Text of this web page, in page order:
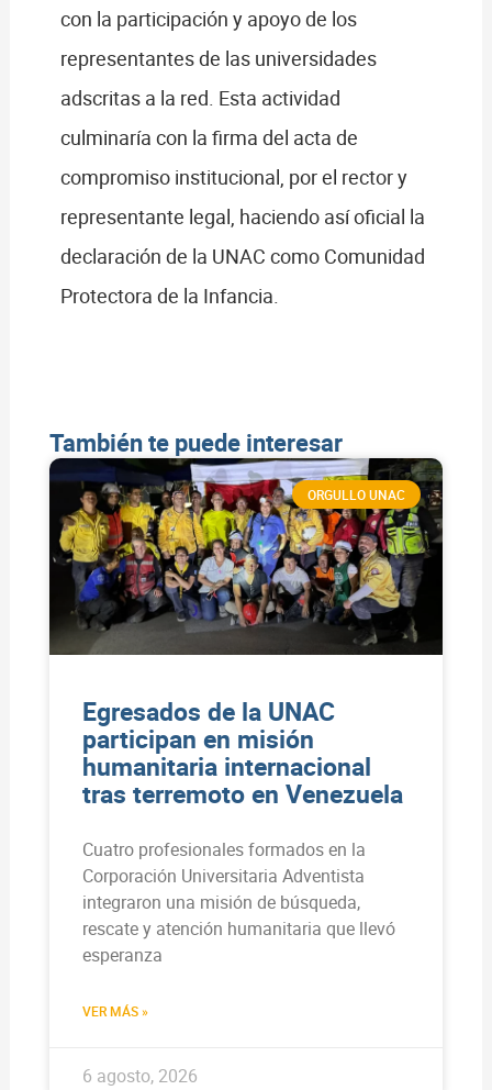
con la participación y apoyo de los
representantes de las universidades
adscritas a la red. Esta actividad
culminaría con la firma del acta de
compromiso institucional, por el rector y
representante legal, haciendo así oficial la
declaración de la UNAC como Comunidad
Protectora de la Infancia.
También te puede interesar
ORGULLO UNAC
Egresados de la UNAC
participan en misión
humanitaria internacional
tras terremoto en Venezuela
Cuatro profesionales formados en la
Corporación Universitaria Adventista
integraron una misión de búsqueda,
rescate y atención humanitaria que llevó
esperanza
VER MÁS »
6 agosto, 2026